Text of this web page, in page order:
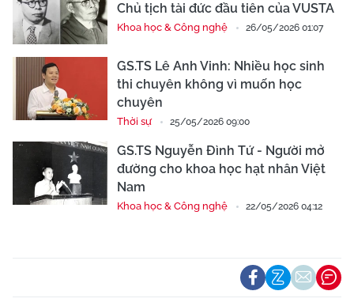
Chủ tịch tài đức đầu tiên của VUSTA
Khoa học & Công nghệ 26/05/2026 01:07
GS.TS Lê Anh Vinh: Nhiều học sinh
thi chuyên không vì muốn học
chuyên
Thời sự 25/05/2026 09:00
GS.TS Nguyễn Đình Tứ - Người mở
đường cho khoa học hạt nhân Việt
Nam
Khoa học & Công nghệ 22/05/2026 04:12